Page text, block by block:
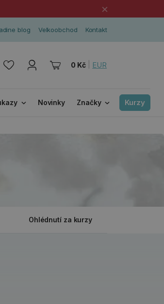
×
blog Velkoobchod Kontakt
0 Kč EUR
Novinky Značky Kurzy
Ohlédnutí za kurzy